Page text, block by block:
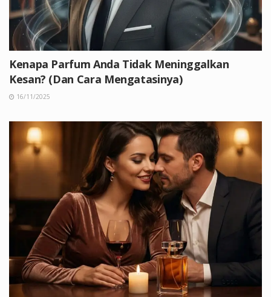
Kenapa Parfum Anda Tidak Meninggalkan
Kesan? (Dan Cara Mengatasinya)
16/11/2025